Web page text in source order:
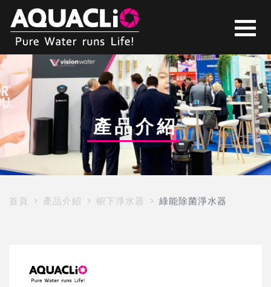
AP-
3
綠
能
除
產品介紹
首頁 產品介紹 櫥下淨水器 綠能除菌淨水器